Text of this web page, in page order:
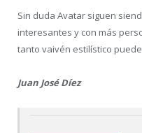
Sin duda Avatar siguen
interesantes y con más
tanto vaivén estilístico
Juan José Díez